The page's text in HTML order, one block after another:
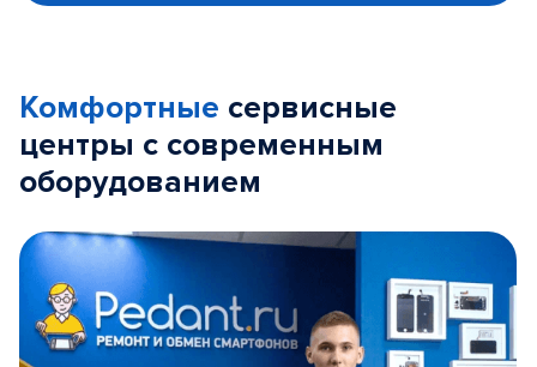
Комфортные сервисные
центры с современным
оборудованием